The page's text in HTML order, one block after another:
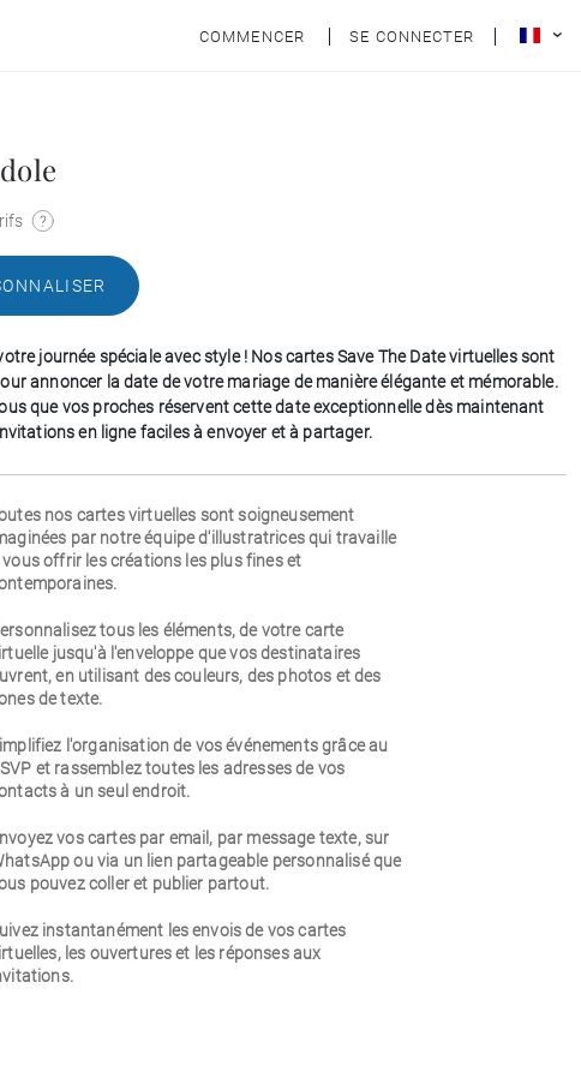
COMMENCER SE CONNECTER
journée spéciale avec style ! Nos cartes Save The Date virtuelles sont
annoncer la date de votre mariage de manière élégante et mémorable.
que vos proches réservent cette date exceptionnelle dès maintenant
en ligne faciles à envoyer et à partager.
nos cartes virtuelles sont soigneusement
par notre équipe d'illustratrices qui travaille
vous offrir les créations les plus fines et
tous les éléments, de votre carte
jusqu'à l'enveloppe que vos destinataires
en utilisant des couleurs, des photos et des
de texte.
l'organisation de vos événements grâce au
et rassemblez toutes les adresses de vos
à un seul endroit.
vos cartes par email, par message texte, sur
ou via un lien partageable personnalisé que
pouvez coller et publier partout.
instantanément les envois de vos cartes
les ouvertures et les réponses aux